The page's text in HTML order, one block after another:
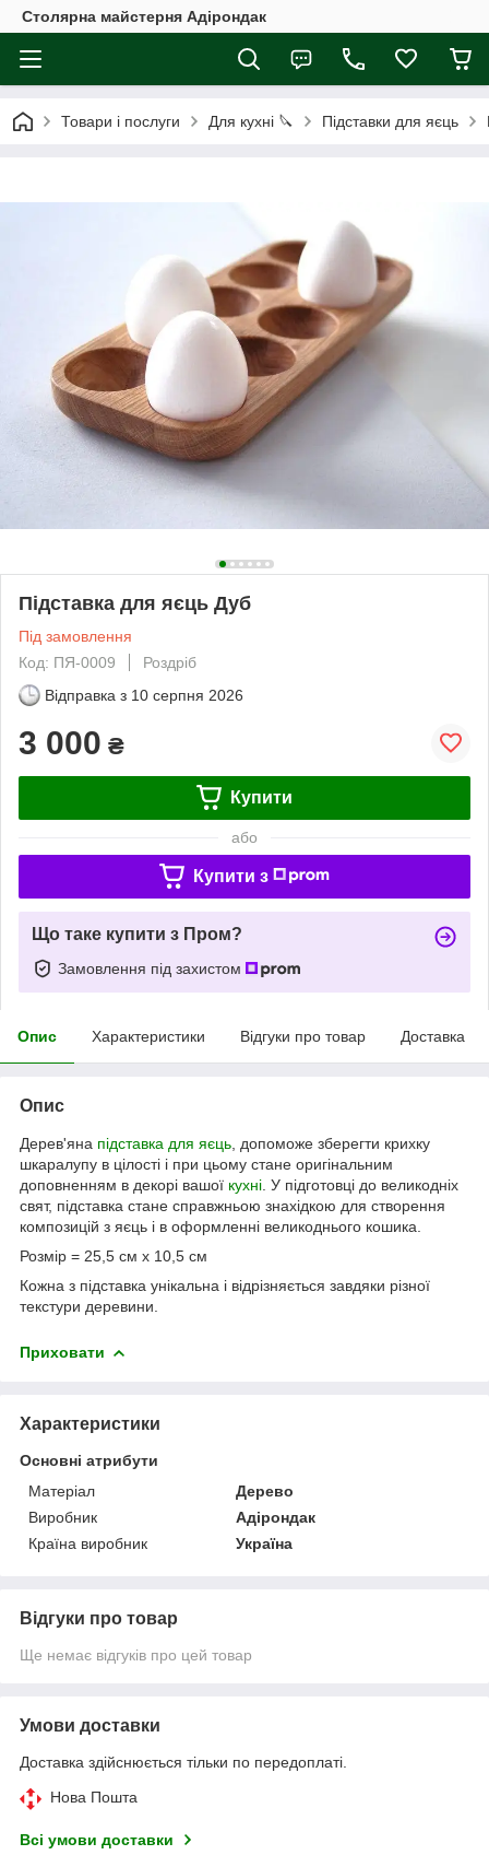
Столярна майстерня Адірондак
Товари і послуги Для кухні 🔪 Підставки для яєць
Підставка для яєць Дуб
Під замовлення
Код: ПЯ-0009
Роздріб
Відправка з 10 серпня 2026
3 000 ₴
Купити
або
Купити з
Що таке купити з Пром?
Замовлення під захистом
Опис Характеристики Відгуки про товар Доставка
Опис
Дерев'яна підставка для яєць , допоможе зберегти крихку
шкаралупу в цілості і при цьому стане оригінальним
доповненням в декорі вашої кухні . У підготовці до великодніх
свят, підставка стане справжньою знахідкою для створення
композицій з яєць і в оформленні великоднього кошика.
Розмір = 25,5 см х 10,5 см
Кожна з підставка унікальна і відрізняється завдяки різної
текстури деревини.
Приховати
Характеристики
Основні атрибути
Матеріал
Дерево
Виробник
Адірондак
Країна виробник
Україна
Відгуки про товар
Ще немає відгуків про цей товар
Умови доставки
Доставка здійснюється тільки по передоплаті.
Нова Пошта
Всі умови доставки